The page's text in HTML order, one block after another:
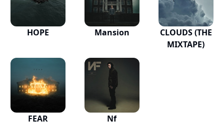
HOPE Mansion
CLOUDS (THE
MIXTAPE)
FEAR Nf